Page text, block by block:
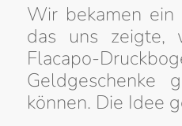
Wir bekamen ein
das uns zeigte,
Flacapo-
Geldgeschenke
können. Die Idee